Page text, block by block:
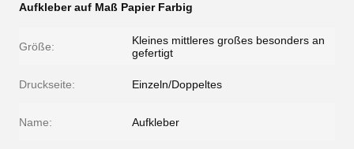
Aufkleber auf Maß Papier Farbig
Größe:
Kleines mittleres großes besonders an
gefertigt
Druckseite: Einzeln/Doppeltes
Name: Aufkleber